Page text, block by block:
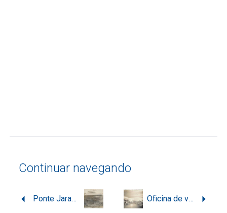
Continuar navegando
Ponte Jaraguá Alto, localizada no interior do município de Jaraguá do Sul Oficina de vime da Penitenciária de Florianópolis